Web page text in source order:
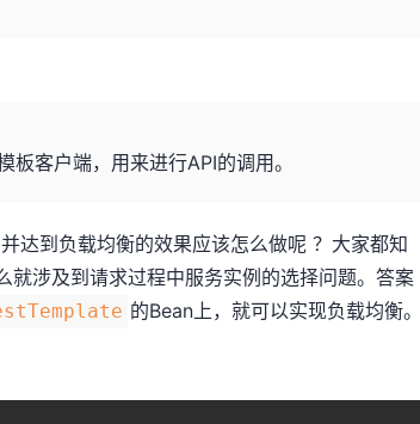
客户端，用来进行API的调用。
达到负载均衡的效果应该怎么做呢 ？大家都知
涉及到请求过程中服务实例的选择问题。答案
的Bean上，就可以实现负载均衡。